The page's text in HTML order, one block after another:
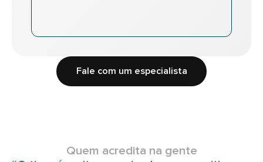
Fale com um especialista
Quem acredita na gente